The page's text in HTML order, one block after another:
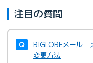
注目の質問
BIGLOBEメール
変更方法